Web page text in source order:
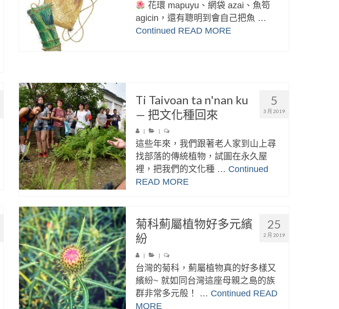
花環 mapuyu、網袋 azai、魚笱
agicin，還有聰明到會自己把魚 …
Continued READ MORE
5
3 月 2019
Ti Taivoan ta n'nan ku
— 把文化種回來
這些年來，我們跟著老人家到山上尋
找部落的傳統植物，試圖在永久屋
裡，把我們的文化種 … Continued
READ MORE
25
2 月 2019
菊科薊屬植物好多元繽
紛
| |
台灣的菊科，薊屬植物真的好多樣又
繽紛~ 就如同台灣這座母親之島的族
群非常多元般！ … Continued READ
MORE